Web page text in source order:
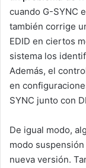
cuando G-SYNC
también corrige
EDID en ciertos
sistema los
Además, el
en
SYNC junto con
De igual modo,
modo
nueva versión.